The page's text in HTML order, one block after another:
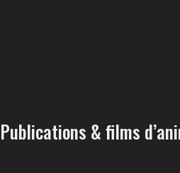
Publications & films